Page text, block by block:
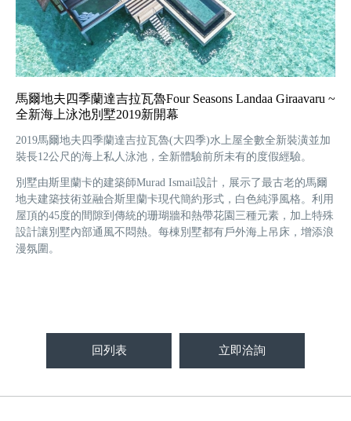
馬爾地夫四季蘭達吉拉瓦魯Four Seasons Landaa Giraavaru ~
全新海上泳池別墅2019新開幕
2019馬爾地夫四季蘭達吉拉瓦魯(大四季)水上屋全數全新裝潢並加
裝長12公尺的海上私人泳池，全新體驗前所未有的度假經驗。
別墅由斯里蘭卡的建築師Murad Ismail設計，展示了最古老的馬爾
地夫建築技術並融合斯里蘭卡現代簡約形式，白色純淨風格。利用
屋頂的45度的間隙到傳統的珊瑚牆和熱帶花園三種元素，加上特殊
設計讓別墅內部通風不悶熱。每棟別墅都有戶外海上吊床，增添浪
漫氛圍。
回列表 立即洽詢